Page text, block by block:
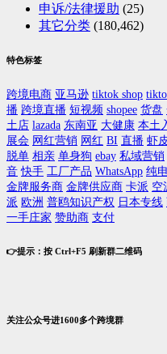
申诉/法律援助 (25)
其它分类 (180,462)
特色标签
跨境电商 亚马逊 tiktok shop
播 跨境直播 短视频 shopee 货盘
土店 lazada 东南亚 大健康 本土
展会 网红营销 网红 BI 直播 虾
脱单 相亲 单身狗 ebay 私域营销
音 快手 工厂产品 WhatsApp 纯
金牌服务商 金牌供应商 卡派 空
派 欧洲 普鸥知识产权 日本专线
一手庄家 赞助商 支付
👉提示：按 Ctrl+F5 刷新群二维码
关注公众号进1600多个跨境群